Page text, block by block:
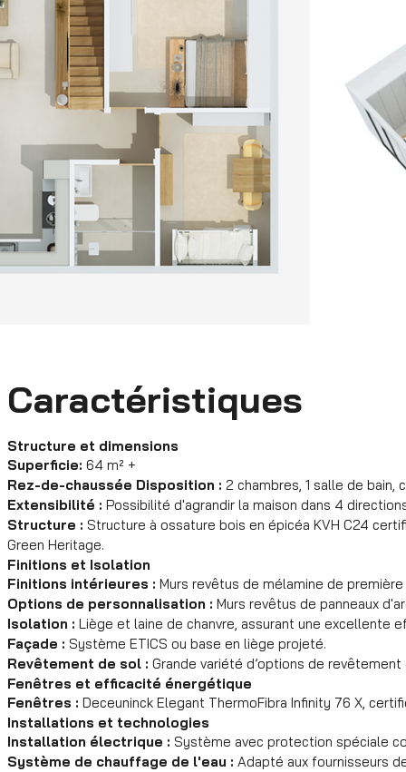
Caractéristiques
Structure et dimensions
Superficie: 64 m² +
Rez-de-chaussée Disposition : 2 chambres, 1 salle de bain,
Extensibilité : Possibilité d'agrandir la maison dans 4
Structure : Structure à ossature bois en épicéa KVH C24
Green Heritage.
Finitions et Isolation
Finitions intérieures : Murs revêtus de mélamine de
Options de personnalisation : Murs revêtus de panneaux
Isolation : Liège et laine de chanvre, assurant une excellente
Façade : Système ETICS ou base en liège projeté.
Revêtement de sol : Grande variété d’options de
Fenêtres et efficacité énergétique
Fenêtres : Deceuninck Elegant ThermoFibra Infinity 76 X,
Installations et technologies
Installation électrique : Système avec protection spéciale
Système de chauffage de l'eau : Adapté aux fournisseurs